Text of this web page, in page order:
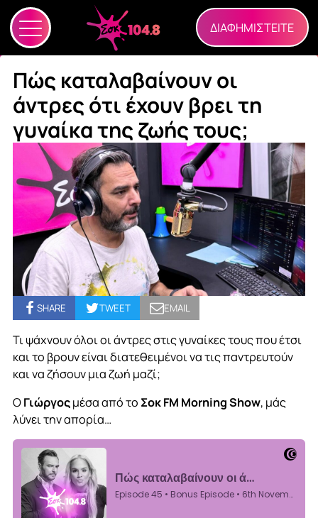
ΔΙΑΦΗΜΙΣΤΕΙΤΕ
Πώς καταλαβαίνουν οι
άντρες ότι έχουν βρει τη
γυναίκα της ζωής τους;
SHARE TWEET EMAIL
Τι ψάχνουν όλοι οι άντρες στις γυναίκες τους που έτσι
και το βρουν είναι διατεθειμένοι να τις παντρευτούν
και να ζήσουν μια ζωή μαζί;
ΟΓιώργοςμέσα από το Σοκ FM Morning Show, μάς
λύνει την απορία…